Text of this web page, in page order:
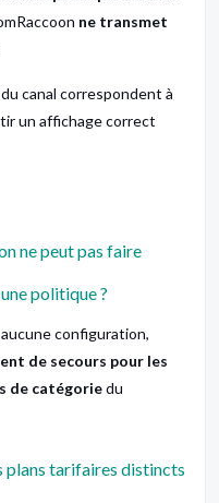
ne transmet
canal correspondent à
un affichage correct
ne peut pas faire
politique ?
aucune configuration,
de secours pour les
de catégoriedu
plans tarifaires distincts